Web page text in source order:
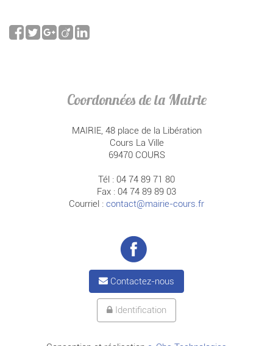
Coordonnées de la Mairie
MAIRIE, 48 place de la Libération
Cours La Ville
69470 COURS
Tél : 04 74 89 71 80
Fax : 04 74 89 89 03
Courriel : contact@mairie-cours.fr
Contactez-nous
Identification